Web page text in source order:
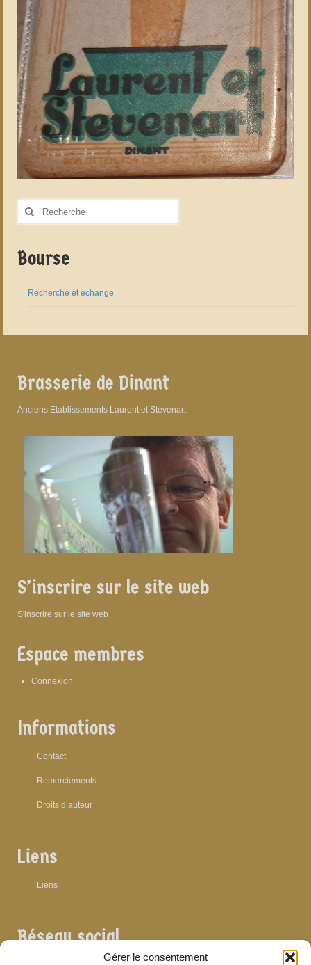
Gérer le consentement
Rechercher
Bourse
Recherche et échange
Brasserie de Dinant
Anciens Etablissements Laurent et Stévenart
S’inscrire sur le site web
S'inscrire sur le site web
Espace membres
Connexion
Informations
Contact
Remerciements
Droits d’auteur
Liens
Liens
Réseau social